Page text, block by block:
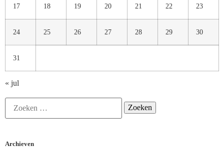
17 18 19 20 21 22 23
24 25 26 27 28 29 30
31
« jul
Archieven